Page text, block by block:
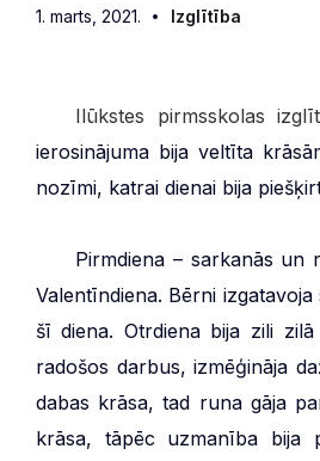
1. marts, 2021. Izglītība
Ilūkstes pirmsskolas
ierosinājuma bija veltīta
nozīmi, katrai dienai bija
Pirmdiena – sarkanās
Valentīndiena. Bērni
šī diena. Otrdiena bija zili
radošos darbus, izmēģināja
dabas krāsa, tad runa gāja
krāsa, tāpēc uzmanība bija